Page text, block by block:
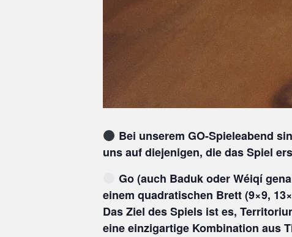
Bei unserem GO-Spieleabend
uns auf diejenigen, die das Spiel
Go (auch Baduk oder Wéiqí
einem quadratischen Brett (9×9,
Das Ziel des Spiels ist es,
eine einzigartige Kombination aus